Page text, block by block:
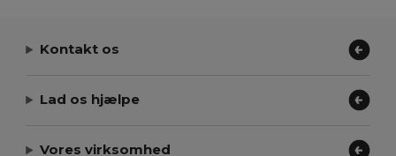
Kontakt os
Lad os hjælpe
Vores virksomhed